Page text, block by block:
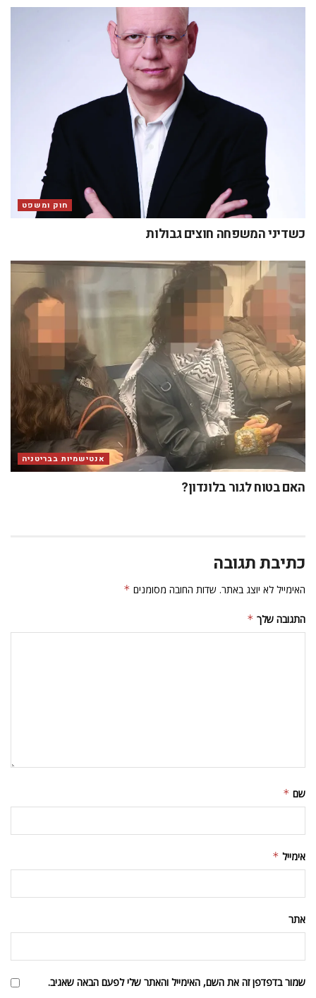
חוק ומשפט
כשדיני המשפחה חוצים גבולות
אנטישמיות בבריטניה
האם בטוח לגור בלונדון?
כתיבת תגובה
האימייל לא יוצג באתר. שדות החובה מסומנים *
התגובה שלך *
שם *
אימייל *
אתר
שמור בדפדפן זה את השם, האימייל והאתר שלי לפעם הבאה שאגיב.